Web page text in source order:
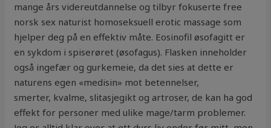
mange års videreutdannelse og tilbyr fokuserte free
norsk sex naturist homoseksuell erotic massage som
hjelper deg på en effektiv måte. Eosinofil øsofagitt er
en sykdom i spiserøret (øsofagus). Flasken inneholder
også ingefær og gurkemeie, da det sies at dette er
naturens egen «medisin» mot betennelser,
smerter, kvalme, slitasjegikt og artroser, de kan ha god
effekt for personer med ulike mage/tarm problemer.